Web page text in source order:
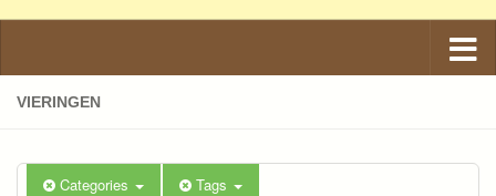
VIERINGEN
Categories Tags